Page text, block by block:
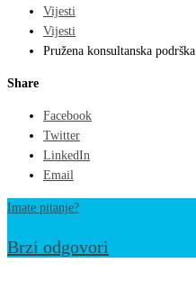
Vijesti
Vijesti
Pružena konsultanska podrška
Share
Facebook
Twitter
LinkedIn
Email
Imate pitanje?
Brzi odgovori